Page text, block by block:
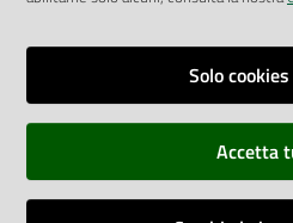
Fatturazione Elettronica
Richiesta Patrocinio
Dichiarazione di Accessibilità
Solo
Accetta